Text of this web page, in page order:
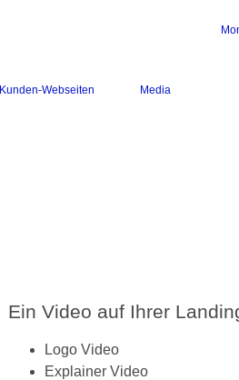
Kunden-Webseiten Media
Ein Video auf Ihrer
Logo Video
Explainer Video